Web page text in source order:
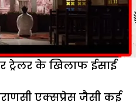
ट्रेलर के खिलाफ ईसाई
एक्सप्रेस जैसी कई